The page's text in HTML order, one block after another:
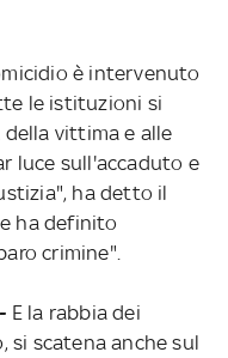
è intervenuto
le istituzioni si
vittima e alle
luce sull'accaduto e
ha detto il
ha definito
crimine".
E la rabbia dei
si scatena anche sul